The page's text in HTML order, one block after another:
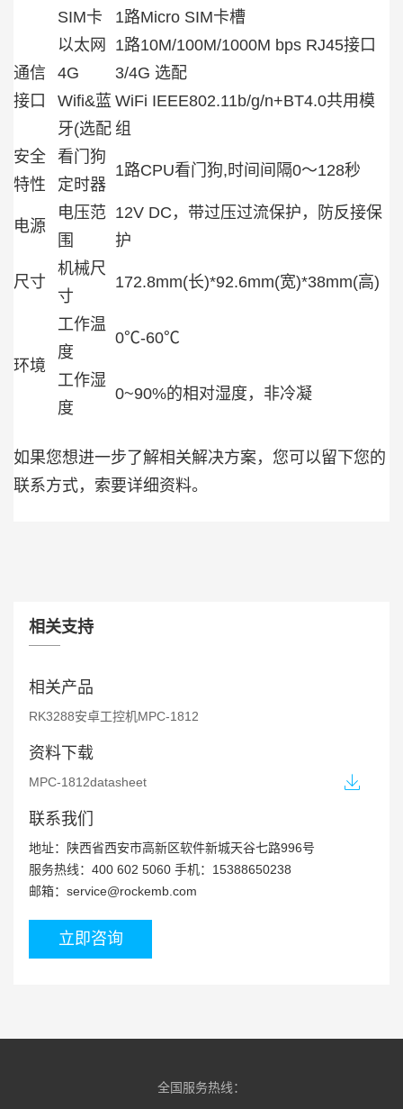
SIM卡
1路Micro SIM卡槽
通信
接口
以太网
1路10M/100M/1000M bps RJ45接口
4G
3/4G 选配
Wifi&蓝
牙(选配
WiFi IEEE802.11b/g/n+BT4.0共用模
组
安全
特性
看门狗
定时器
1路CPU看门狗,时间间隔0〜128秒
电源
电压范
围
12V DC，带过压过流保护，防反接保
护
尺寸
机械尺
寸
172.8mm(长)*92.6mm(宽)*38mm(高)
环境
工作温
度
0℃-60℃
工作湿
度
0~90%的相对湿度，非冷凝
如果您想进一步了解相关解决方案，您可以留下您的
联系方式，索要详细资料。
相关支持
相关产品
RK3288安卓工控机MPC-1812
资料下载
MPC-1812datasheet
联系我们
地址：陕西省西安市高新区软件新城天谷七路996号
服务热线：400 602 5060 手机：15388650238
邮箱：service@rockemb.com
立即咨询
全国服务热线：